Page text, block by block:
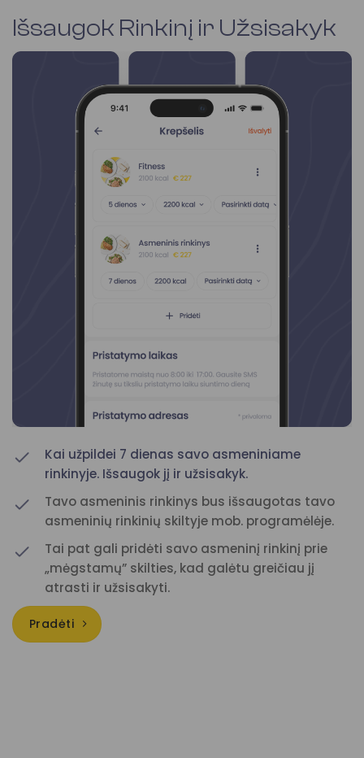
Išsaugok Rinkinį ir Užsisakyk
Kai užpildei 7 dienas savo asmeniniame
rinkinyje. Išsaugok jį ir užsisakyk.
Tavo asmeninis rinkinys bus išsaugotas tavo
asmeninių rinkinių skiltyje mob. programėlėje.
Tai pat gali pridėti savo asmeninį rinkinį prie
„mėgstamų” skilties, kad galėtu greičiau jį
atrasti ir užsisakyti.
Pradėti